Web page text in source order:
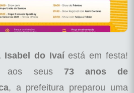
Isabel do Ivaíestá em festa!
aos seus 73 anos de
, a prefeitura preparou uma